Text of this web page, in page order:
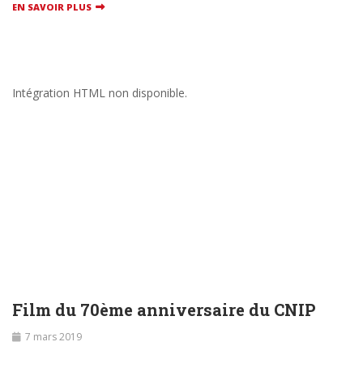
EN SAVOIR PLUS
Intégration HTML non disponible.
Film du 70ème anniversaire du CNIP
7 mars 2019